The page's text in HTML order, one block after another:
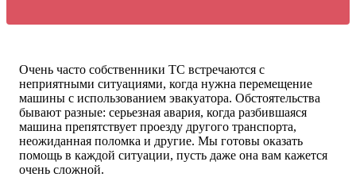
Очень часто собственники ТС встречаются с
неприятными ситуациями, когда нужна перемещение
машины с использованием эвакуатора. Обстоятельства
бывают разные: серьезная авария, когда разбившаяся
машина препятствует проезду другого транспорта,
неожиданная поломка и другие. Мы готовы оказать
помощь в каждой ситуации, пусть даже она вам кажется
очень сложной.